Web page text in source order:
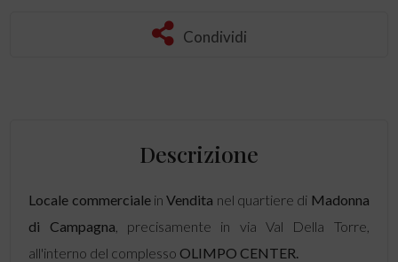
Condividi
Descrizione
Locale commercialeinVendita nel quartiere di Madonna
di Campagna , precisamente in via Val Della Torre,
all'interno del complesso OLIMPO CENTER.